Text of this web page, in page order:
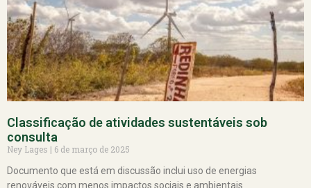
Classificação de atividades sustentáveis sob
consulta
Ney Lages
6 de março de 2025
Documento que está em discussão inclui uso de energias
renováveis com menos impactos sociais e ambientais.